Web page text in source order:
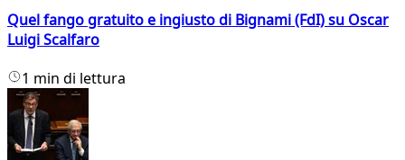
Quel fango gratuito e ingiusto di Bignami (FdI) su Oscar
Luigi Scalfaro
1 min di lettura